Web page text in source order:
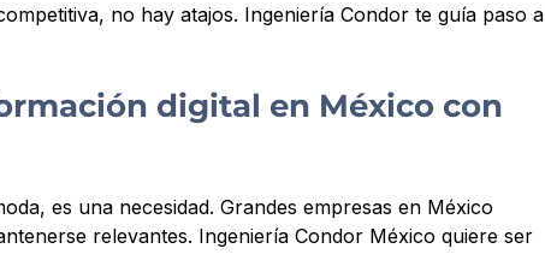
no hay atajos. Ingeniería Condor te guía paso a
digital en México con
es una necesidad. Grandes empresas en México
relevantes. Ingeniería Condor México quiere ser